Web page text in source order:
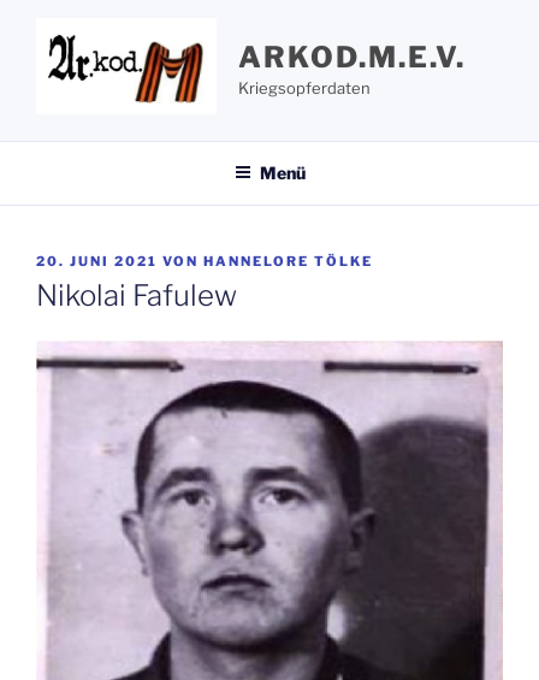
springen
ARKOD.M.E.V.
Kriegsopferdaten
Menü
VERÖFFENTLICHT
AM
20. JUNI 2021 VON HANNELORE TÖLKE
Nikolai Fafulew